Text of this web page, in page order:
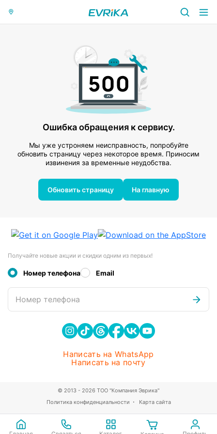
Ошибка обращения к сервису.
Мы уже устроняем неисправность, попробуйте
обновить страницу через некоторое время. Приносим
извинения за временные неудобства.
Обновить страницу На главную
Получайте новые акции и скидки одним из первых!
Номер телефона Email
Номер телефона
Написать на WhatsApp
Написать на почту
Политика конфиденциальности Карта сайта
© 2013 - 2026 ТОО "Компания Эврика"